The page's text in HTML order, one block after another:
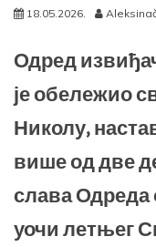
18.05.2026.
Одред
је обележио
Николу,
више од две
слава
уочи летњег